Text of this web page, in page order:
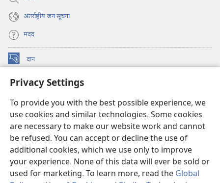
Privacy Settings
To provide you with the best possible experience, we
use cookies and similar technologies. Some cookies
are necessary to make our website work and cannot
be refused. You can accept or decline the use of
additional cookies, which we use only to improve
your experience. None of this data will ever be sold or
used for marketing. To learn more, read the Global
अंतर्राष्ट्रीय जन सूचना
मदद
दान
(opens
window)
वॉचटावर ऑनलाइन लाइब्रेरी
new
JW Hub ®
(opens
new
window)
ऐप
वॉचटावर लाइब्रेरी